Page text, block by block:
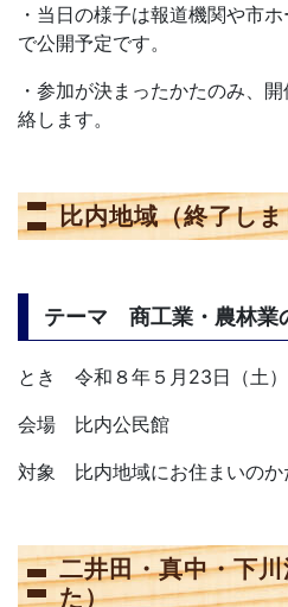
・当日の様子は報道機関や市
で公開予定です。
・参加が決まったかたのみ、
絡します。
比内地域（終了し
テーマ 商工業・農林業
とき 令和８年５月23日（土
会場 比内公民館
対象 比内地域にお住まいのか
二井田・真中・下
た）